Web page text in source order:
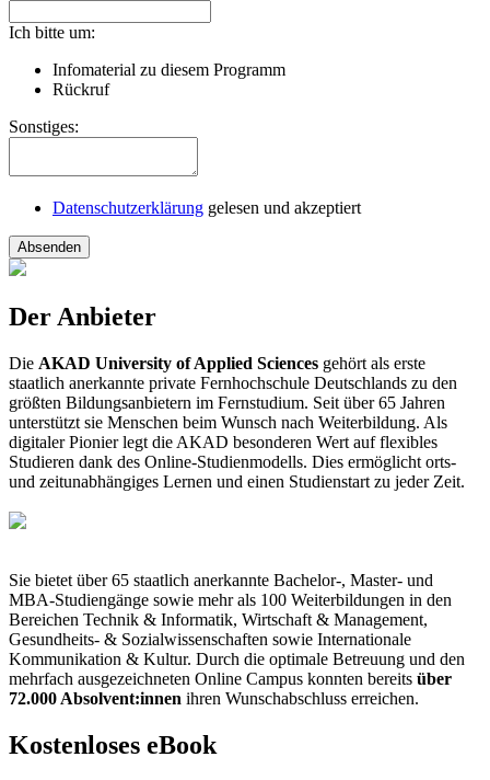
Ich bitte um:
Infomaterial zu diesem Programm
Rückruf
Sonstiges:
Datenschutzerklärung gelesen und akzeptiert
Absenden
Der Anbieter
Die AKAD University of Applied Sciences gehört als erste
staatlich anerkannte private Fernhochschule Deutschlands zu den
größten Bildungsanbietern im Fernstudium. Seit über 65 Jahren
unterstützt sie Menschen beim Wunsch nach Weiterbildung. Als
digitaler Pionier legt die AKAD besonderen Wert auf flexibles
Studieren dank des Online-Studienmodells. Dies ermöglicht orts-
und zeitunabhängiges Lernen und einen Studienstart zu jeder Zeit.
Sie bietet über 65 staatlich anerkannte Bachelor-, Master- und
MBA-Studiengänge sowie mehr als 100 Weiterbildungen in den
Bereichen Technik & Informatik, Wirtschaft & Management,
Gesundheits- & Sozialwissenschaften sowie Internationale
Kommunikation & Kultur. Durch die optimale Betreuung und den
mehrfach ausgezeichneten Online Campus konnten bereits über
72.000 Absolvent:innen ihren Wunschabschluss erreichen.
Kostenloses eBook